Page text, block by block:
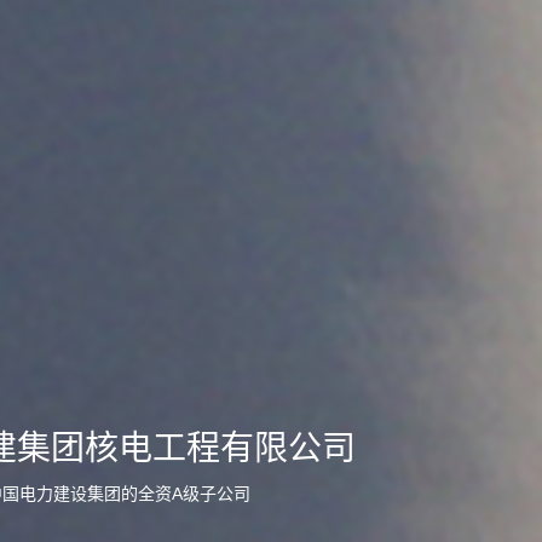
集团核电工程有限公司
电力建设集团的全资A级子公司